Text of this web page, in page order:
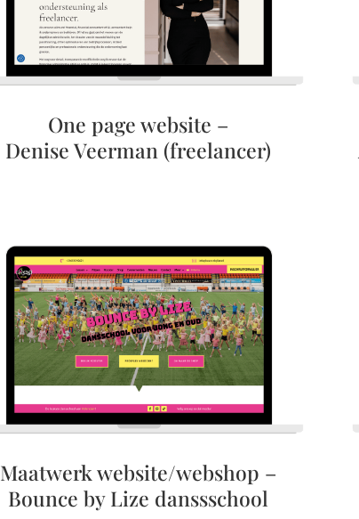
One page website –
Denise Veerman (freelancer)
Maatwerk website/webshop –
Bounce by Lize danssschool